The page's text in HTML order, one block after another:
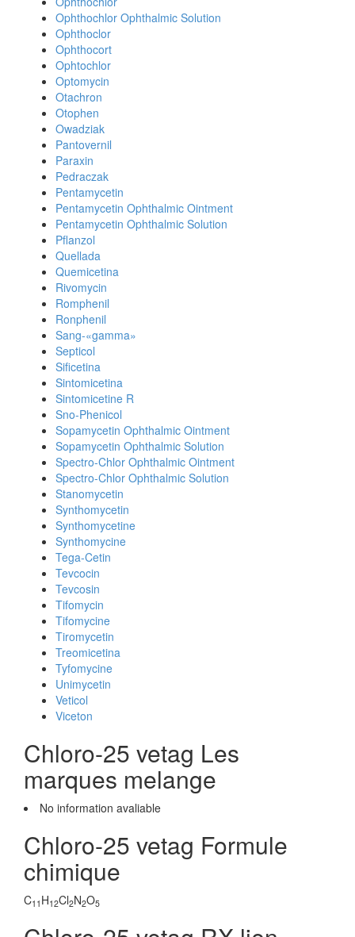
Ophthochlor Ophthalmic Solution
Ophthoclor
Ophthocort
Ophtochlor
Optomycin
Otachron
Otophen
Owadziak
Pantovernil
Paraxin
Pedraczak
Pentamycetin
Pentamycetin Ophthalmic Ointment
Pentamycetin Ophthalmic Solution
Pflanzol
Quellada
Quemicetina
Rivomycin
Romphenil
Ronphenil
Sang-«gamma»
Septicol
Sificetina
Sintomicetina
Sintomicetine R
Sno-Phenicol
Sopamycetin Ophthalmic Ointment
Sopamycetin Ophthalmic Solution
Spectro-Chlor Ophthalmic Ointment
Spectro-Chlor Ophthalmic Solution
Stanomycetin
Synthomycetin
Synthomycetine
Synthomycine
Tega-Cetin
Tevcocin
Tevcosin
Tifomycin
Tifomycine
Tiromycetin
Treomicetina
Tyfomycine
Unimycetin
Veticol
Viceton
Chloro-25 vetag Les
marques melange
No information avaliable
Chloro-25 vetag Formule
chimique
C11 H12Cl2N2O5